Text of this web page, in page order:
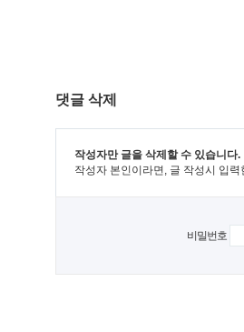
댓글 삭제
작성자만 글을 삭제할 수 있습니다.
작성자 본인이라면, 글 작성시 입
비밀번호